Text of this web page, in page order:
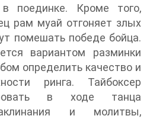
поединке. Кроме того,
рам муай отгоняет злых
помешать победе бойца.
вариантом разминки
определить качество и
ринга. Тайбоксер
в ходе танца
и молитвы,